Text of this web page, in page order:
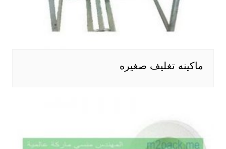
ماكينه تغليف صغيره